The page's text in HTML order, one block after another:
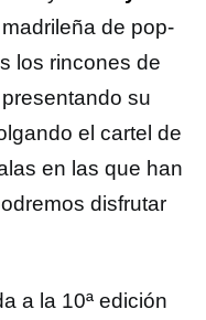
de pop-
los rincones de
su
el cartel de
en las que han
disfrutar
a la 10ª edición